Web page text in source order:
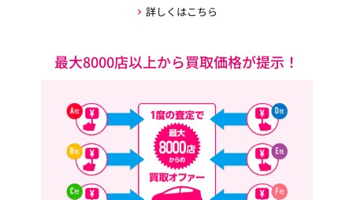
詳しくはこちら
最大8000店以上から買取価格が提示！